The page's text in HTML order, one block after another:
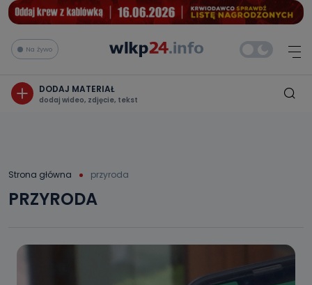
Na żywo
DODAJ MATERIAŁ
dodaj wideo, zdjęcie, tekst
Strona główna przyroda
PRZYRODA